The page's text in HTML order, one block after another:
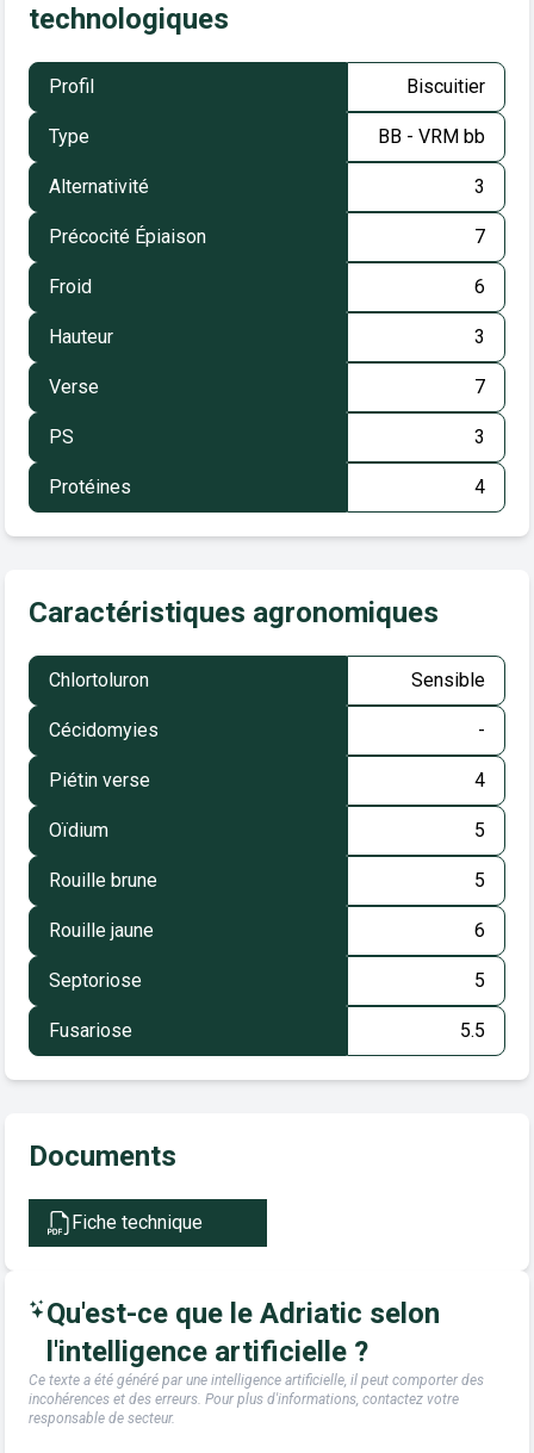
technologiques
Profil Biscuitier
Type BB - VRM bb
Alternativité 3
Précocité Épiaison 7
Froid 6
Hauteur 3
Verse 7
PS 3
Protéines 4
Caractéristiques agronomiques
Chlortoluron Sensible
Cécidomyies -
Piétin verse 4
Oïdium 5
Rouille brune 5
Rouille jaune 6
Septoriose 5
Fusariose 5.5
Documents
Fiche technique
Qu'est-ce que le Adriatic selon
l'intelligence artificielle ?
Ce texte a été généré par une intelligence artificielle, il peut comporter des
incohérences et des erreurs. Pour plus d'informations, contactez votre
responsable de secteur.